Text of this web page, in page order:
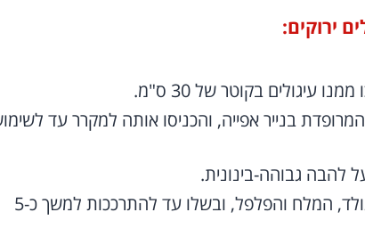
בנייר אפייה, והכניסו אותה למקרר עד
הוסיפו את הבצלים, הסלרי, גבעולי המנגולד, המלח והפלפל, ובשלו עד להתרככות למשך כ-5